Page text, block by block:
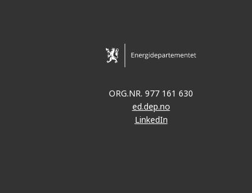
ORG.NR. 977 161 630
ed.dep.no
LinkedIn